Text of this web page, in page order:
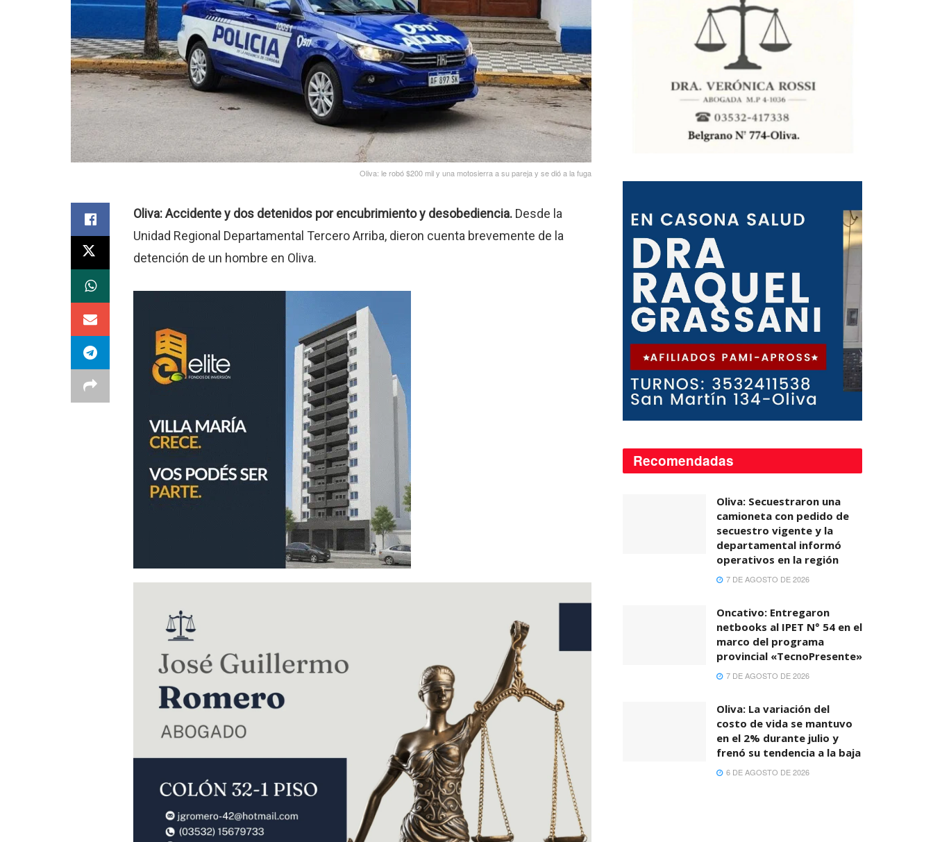
Oliva: le robó $200 mil y una motosierra a su pareja y se dió a la fuga
Oliva: Accidente y dos detenidos por encubrimiento y desobediencia. Desde la
Unidad Regional Departamental Tercero Arriba, dieron cuenta brevemente de la
detención de un hombre en Oliva.
Recomendadas
Oliva: Secuestraron una
camioneta con pedido de
secuestro vigente y la
departamental informó
operativos en la región
7 DE AGOSTO DE 2026
Oncativo: Entregaron
netbooks al IPET N° 54 en el
marco del programa
provincial «TecnoPresente»
7 DE AGOSTO DE 2026
Oliva: La variación del
costo de vida se mantuvo
en el 2% durante julio y
frenó su tendencia a la baja
6 DE AGOSTO DE 2026